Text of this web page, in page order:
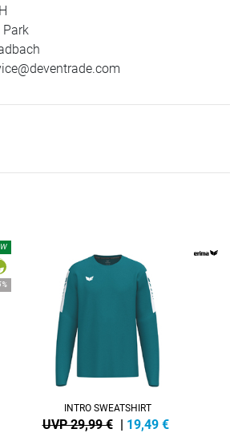
Park
INTRO SWEATSHIRT
UVP 29,99 € | 19,49 €